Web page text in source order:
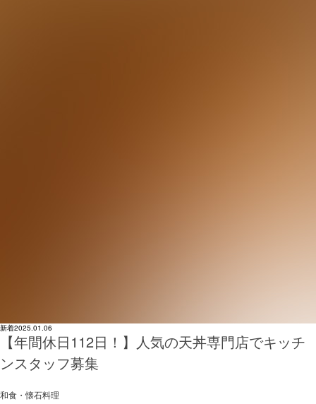
新着2025.01.06
【年間休日112日！】人気の天丼専門店でキッチ
ンスタッフ募集
和食・懐石料理